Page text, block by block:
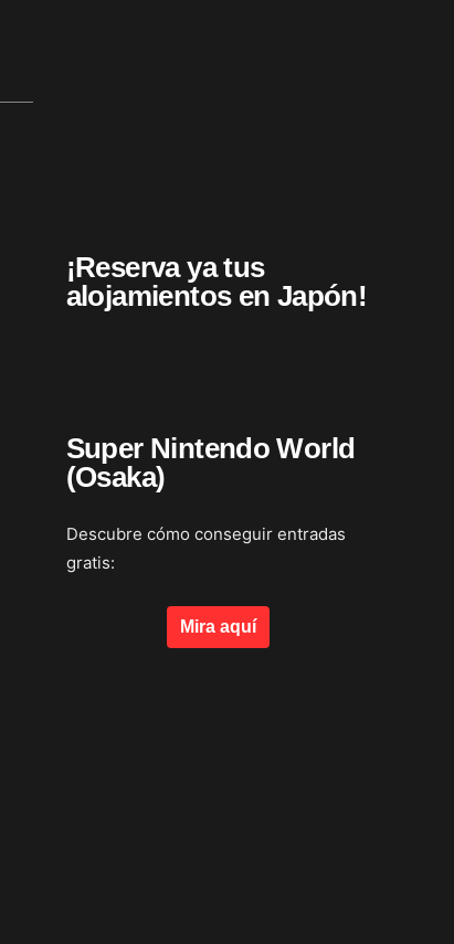
¡Reserva ya tus
alojamientos en Japón!
Super Nintendo World
(Osaka)
Descubre cómo conseguir entradas
gratis:
Mira aquí